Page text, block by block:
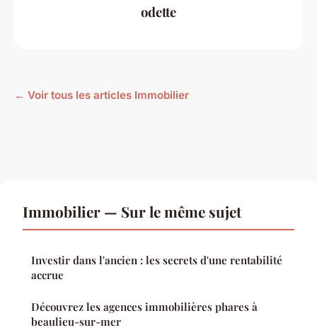
odette
← Voir tous les articles Immobilier
Immobilier — Sur le même sujet
Investir dans l'ancien : les secrets d'une rentabilité
accrue
Découvrez les agences immobilières phares à
beaulieu-sur-mer